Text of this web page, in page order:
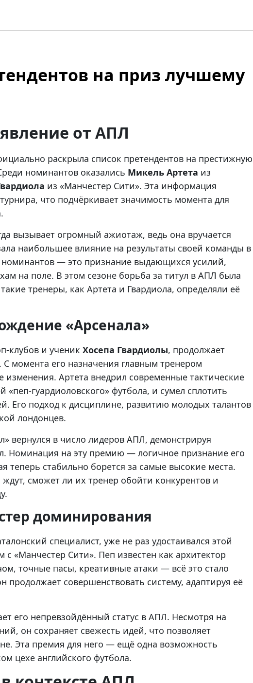
на приз лучшему
от АПЛ
раскрыла список претендентов на престижную
номинантов оказались Микель Артета из
из «Манчестер Сити». Эта информация
что подчёркивает значимость момента для
вызывает огромный ажиотаж, ведь она вручается
наибольшее влияние на результаты своей команды в
— это признание выдающихся усилий,
на поле. В этом сезоне борьба за титул в АПЛ была
тренеры, как Артета и Гвардиола, определяли её
«Арсенала»
клубов и ученик Хосепа Гвардиолы, продолжает
С момента его назначения главным тренером
изменения. Артета внедрил современные тактические
гуардиоловского» футбола, и сумел сплотить
Его подход к дисциплине, развитию молодых талантов
лондонцев.
вернулся в число лидеров АПЛ, демонстрируя
Номинация на эту премию — логичное признание его
теперь стабильно борется за самые высокие места.
сможет ли их тренер обойти конкурентов и
доминирования
специалист, уже не раз удостаивался этой
«Манчестер Сити». Пеп известен как архитектор
точные пасы, креативные атаки — всё это стало
продолжает совершенствовать систему, адаптируя её
его непревзойдённый статус в АПЛ. Несмотря на
он сохраняет свежесть идей, что позволяет
Эта премия для него — ещё одна возможность
цехе английского футбола.